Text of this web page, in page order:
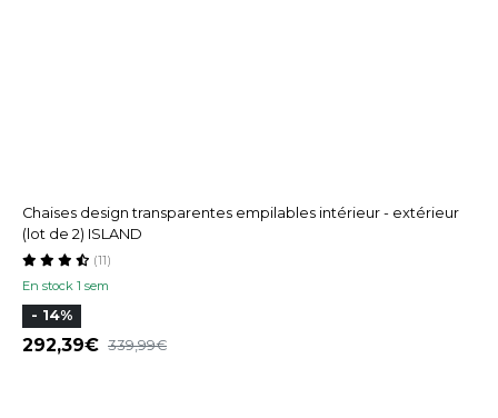
Chaises design transparentes empilables intérieur - extérieur
(lot de 2) ISLAND
En stock 1 sem
(11)
- 14%
292,39 339,99